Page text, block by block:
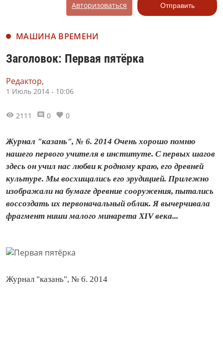
Авторизоваться Отправить
МАШИНА ВРЕМЕНИ
Заголовок: Первая пятёрка
Редактор,
1 Июль 2014 - 10:06
2111 0 0
Журнал "казань", № 6. 2014 Очень хорошо помню
нашего первого учителя в институте. С первых шагов
здесь он учил нас любви к родному краю, его древней
культуре. Мы восхищались его эрудицией. Прилежно
изображали на бумаге древние сооружения, пытались
воссоздать их первоначальный облик. Я вычерчивала
фрагмент ниши малого минарета XIV века...
Журнал "казань", № 6. 2014